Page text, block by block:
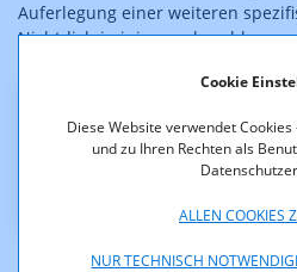
Cookie
Diese Website verwendet
und zu Ihren Rechten als
ALLEN COOKIES
NUR TECHNISCH
Auferlegung einer weiteren
Nichtdiskriminierung beschlossen:
Downloads
M_5_05_Web_tele.ring.pdf